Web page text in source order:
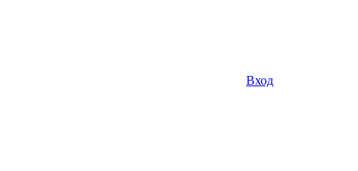
Вход